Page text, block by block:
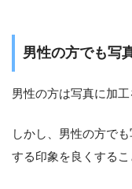
男性の方でも写
男性の方は写真に加
しかし、男性の方で
する印象を良くするこ